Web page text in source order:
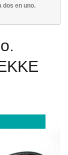
dos en uno.